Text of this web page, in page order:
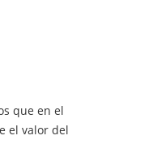
que en el
el valor del